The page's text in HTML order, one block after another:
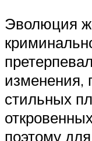
Эволюция
изменения,
стильных
поэтому